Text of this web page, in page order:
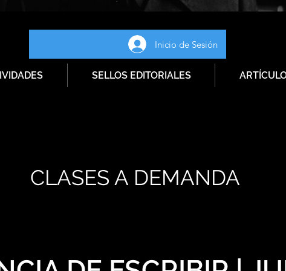
Inicio de Sesión
SELLOS EDITORIALES
CLASES A DEMANDA